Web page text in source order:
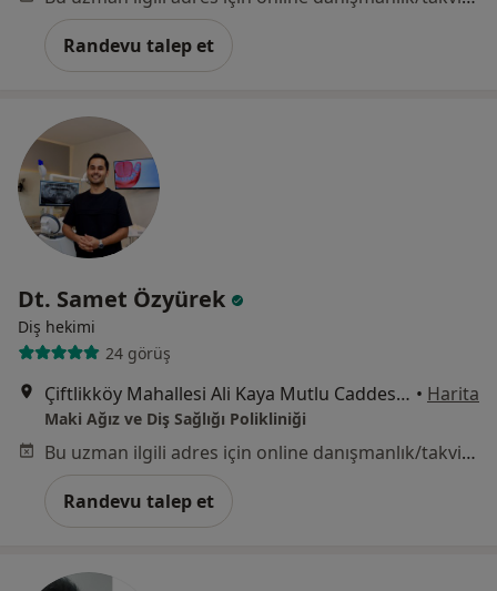
Randevu talep et
Dt. Samet Özyürek
Diş hekimi
24 görüş
Çiftlikköy Mahallesi Ali Kaya Mutlu Caddesi No:214/B Element Lal Apartmanı, Yenişehir • Harita
Maki Ağız ve Diş Sağlığı Polikliniği
Bu uzman ilgili adres için online danışmanlık/takvim sunmuyor.
Randevu talep et